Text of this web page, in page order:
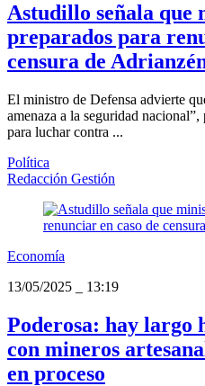
Astudillo señala que
preparados para
censura de
El ministro de Defensa advierte
amenaza a la seguridad
para luchar contra ...
Política
Redacción Gestión
Economía
13/05/2025
13:19
Poderosa: hay largo
con mineros
en proceso